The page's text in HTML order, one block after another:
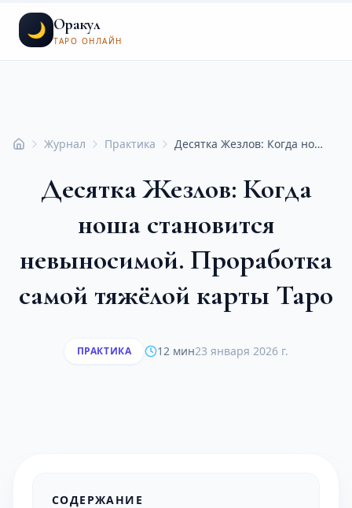
🌙 Оракул
ТАРО ОНЛАЙН
ГлавнаяЖурнал Практика Десятка Жезлов: Когда ноша становится невыносимой. Проработка самой тяжёлой карты Таро
Десятка Жезлов: Когда
ноша становится
невыносимой. Проработка
самой тяжёлой карты Таро
ПРАКТИКА 12 мин23 января 2026 г.
СОДЕРЖАНИЕ